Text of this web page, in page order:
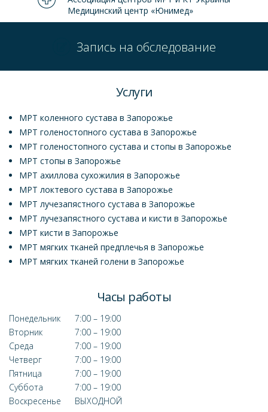
Медицинский центр «Юнимед»
Запись на обследование
Услуги
МРТ коленного сустава в Запорожье
МРТ голеностопного сустава в Запорожье
МРТ голеностопного сустава и стопы в Запорожье
МРТ стопы в Запорожье
МРТ ахиллова сухожилия в Запорожье
МРТ локтевого сустава в Запорожье
МРТ лучезапястного сустава в Запорожье
МРТ лучезапястного сустава и кисти в Запорожье
МРТ кисти в Запорожье
МРТ мягких тканей предплечья в Запорожье
МРТ мягких тканей голени в Запорожье
Часы работы
Понедельник
7:00 – 19:00
Вторник
7:00 – 19:00
Среда
7:00 – 19:00
Четверг
7:00 – 19:00
Пятница
7:00 – 19:00
Суббота
7:00 – 19:00
Воскресенье
ВЫХОДНОЙ